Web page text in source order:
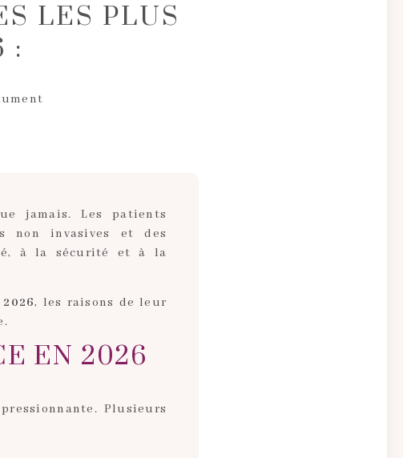
LES PLUS
:
jamais. Les patients
non invasives et des
à la sécurité et à la
, les raisons de leur
EN 2026
Plusieurs